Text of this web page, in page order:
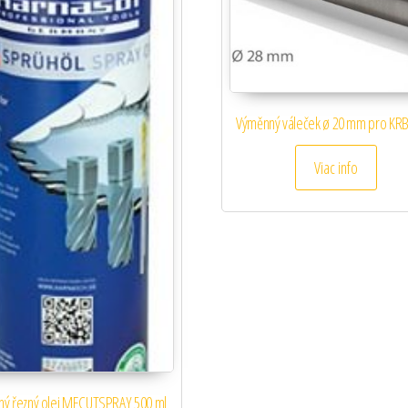
řezný olej MECUTSPRAY 500 ml
Výměnný váleček ø 20 mm pro
Viac info